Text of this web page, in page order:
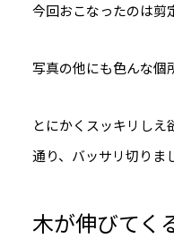
今回おこなったのは剪
写真の他にも色んな個
とにかくスッキリし
通り、バッサリ切りま
木が伸びてく